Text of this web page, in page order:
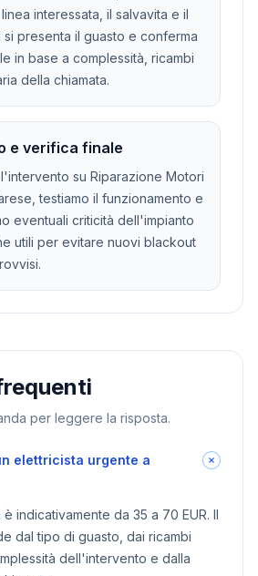
interessata, il salvavita e il
si presenta il guasto e conferma
in base a complessità, ricambi
della chiamata.
e verifica finale
su Riparazione Motori
testiamo il funzionamento e
eventuali criticità dell'impianto
utili per evitare nuovi blackout
per leggere la risposta.
elettricista urgente a
indicativamente da 35 a 70 EUR. Il
dal tipo di guasto, dai ricambi
dell'intervento e dalla